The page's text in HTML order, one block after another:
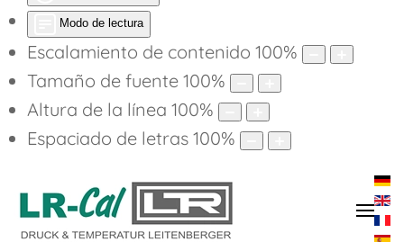
Modo de lectura
Escalamiento de contenido 100%
Tamaño de fuente 100%
Altura de la línea 100%
Espaciado de letras 100%